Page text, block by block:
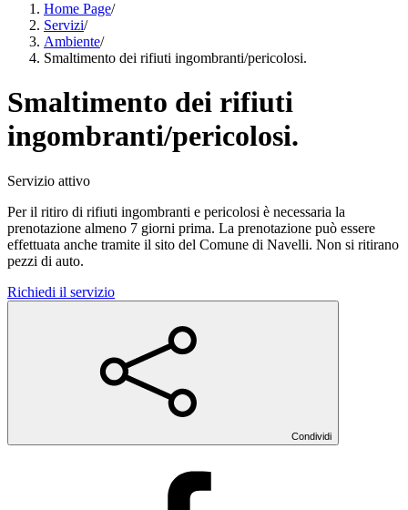
Home Page/
Servizi/
Ambiente/
Smaltimento dei rifiuti ingombranti/pericolosi.
Smaltimento dei rifiuti
ingombranti/pericolosi.
Servizio attivo
Per il ritiro di rifiuti ingombranti e pericolosi è necessaria la
prenotazione almeno 7 giorni prima. La prenotazione può essere
effettuata anche tramite il sito del Comune di Navelli. Non si ritirano
pezzi di auto.
Richiedi il servizio
Condividi